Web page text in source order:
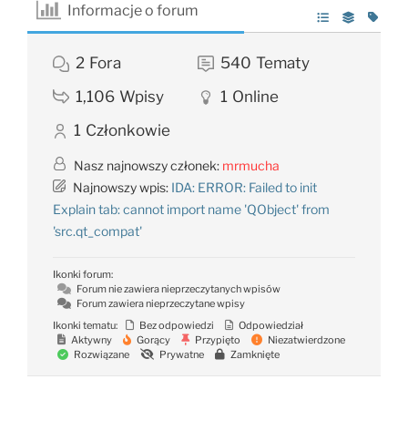
Informacje o forum
2 Fora 540 Tematy
1,106 Wpisy 1 Online
1 Członkowie
Nasz najnowszy członek: mrmucha
Najnowszy wpis: IDA: ERROR: Failed to init
Explain tab: cannot import name 'QObject' from
'src.qt_compat'
Ikonki forum:
Forum nie zawiera nieprzeczytanych wpisów
Forum zawiera nieprzeczytane wpisy
Ikonki tematu:
Bez odpowiedzi
Odpowiedział
Aktywny
Gorący Przypięto
Niezatwierdzone
Rozwiązane
Prywatne Zamknięte